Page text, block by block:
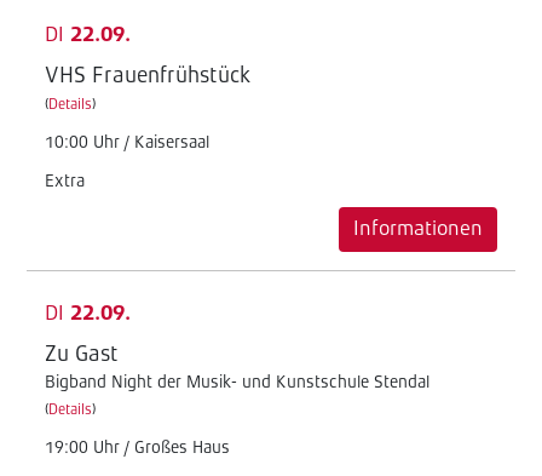
DI 22.09.
VHS Frauenfrühstück
(Details)
10:00 Uhr / Kaisersaal
Extra
Informationen
DI 22.09.
Zu Gast
Bigband Night der Musik- und Kunstschule Stendal
(Details)
19:00 Uhr / Großes Haus